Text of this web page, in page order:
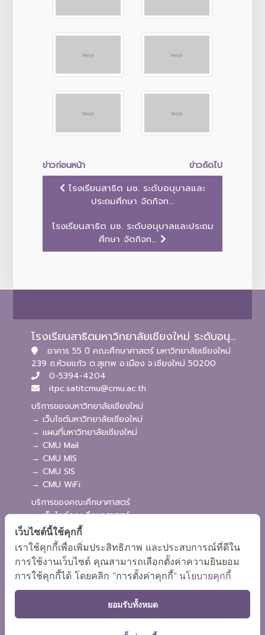
ข่าวก่อนหน้า
ข่าวถัดไป
โรงเรียนสาธิต มช. ระดับอนุบาลและ
ประถมศึกษา จัดกิจก...
โรงเรียนสาธิต มช. ระดับอนุบาลและประถม
ศึกษา จัดกิจก...
โรงเรียนสาธิตมหาวิทยาลัยเชียงใหม่ ระดับอนุบาลและประถมศึกษา
อาคาร 55 ปี คณะศึกษาศาสตร์ มหาวิทยาลัยเชียงใหม่
239 ถ.ห้วยแก้ว ต.สุเทพ อ.เมือง จ.เชียงใหม่ 50200
0-5394-4204
itpc.satitcmu@cmu.ac.th
บริการของมหาวิทยาลัยเชียงใหม่
→ เว็บไซต์มหาวิทยาลัยเชียงใหม่
→ แผนที่มหาวิทยาลัยเชียงใหม่
→ CMU Mail
→ CMU MIS
→ CMU SIS
→ CMU WiFi
บริการของคณะศึกษาศาสตร์
→ เว็บไซต์คณะศึกษาศาสตร์
→ ระบบจัดการเว็บไซต์
→ ระบบ Admission
→ EDU MIS
→ EDU SIS
เว็บไซต์นี้ใช้คุกกี้
เราใช้คุกกี้เพื่อเพิ่มประสิทธิภาพ และประสบการณ์ที่ดีใน
การใช้งานเว็บไซต์ คุณสามารถเลือกตั้งค่าความยินยอม
การใช้คุกกี้ได้ โดยคลิก "การตั้งค่าคุกกี้" นโยบายคุกกี้
ยอมรับทั้งหมด